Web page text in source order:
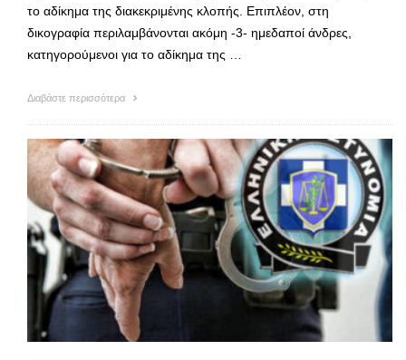
το αδίκημα της διακεκριμένης κλοπής. Επιπλέον, στη
δικογραφία περιλαμβάνονται ακόμη -3- ημεδαποί άνδρες,
κατηγορούμενοι για το αδίκημα της …
Διαβάστε περισσότερα